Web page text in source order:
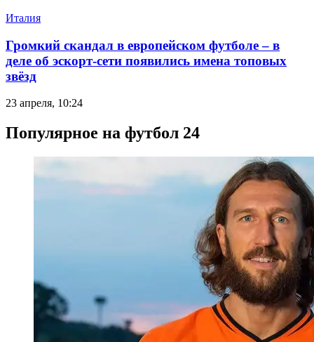
Италия
Громкий скандал в европейском футболе – в
деле об эскорт-сети появились имена топовых
звёзд
23 апреля, 10:24
Популярное на футбол 24